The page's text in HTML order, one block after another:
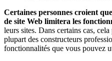
Certaines personnes croient
de site Web limitera les
leurs sites. Dans certains cas,
plupart des constructeurs
fonctionnalités que vous pouvez